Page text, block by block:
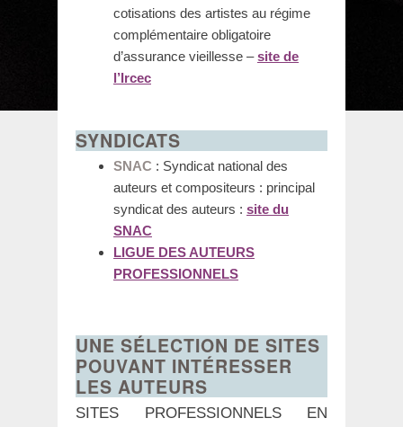
cotisations des artistes au régime
complémentaire obligatoire
d’assurance vieillesse –site de
l’Ircec
SYNDICATS
SNAC : Syndicat national des
auteurs et compositeurs : principal
syndicat des auteurs : site du
SNAC
LIGUE DES AUTEURS
PROFESSIONNELS
UNE SÉLECTION DE SITES
POUVANT INTÉRESSER
LES AUTEURS
SITES PROFESSIONNELS EN